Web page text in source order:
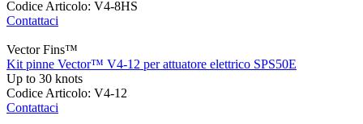
Codice Articolo: V4-8HS
Contattaci
Vector Fins™
Kit pinne Vector™ V4-12 per attuatore elettrico SPS50E
Up to 30 knots
Codice Articolo: V4-12
Contattaci